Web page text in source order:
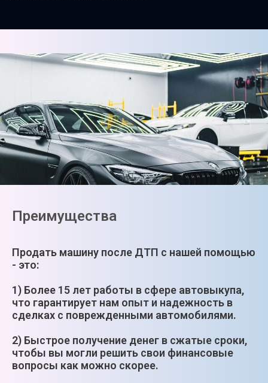
Преимущества
Продать машину после ДТП с нашей помощью
- это:
1) Более 15 лет работы в сфере автовыкупа,
что гарантирует нам опыт и надежность в
сделках с поврежденными автомобилями.
2) Быстрое получение денег в сжатые сроки,
чтобы вы могли решить свои финансовые
вопросы как можно скорее.